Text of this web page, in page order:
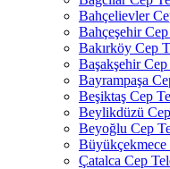
Bahçelievler
Bahçeşehir
Bakırköy Cep
Başakşehir
Bayrampaşa
Beşiktaş Cep
Beylikdüzü
Beyoğlu Cep
Büyükçekmece
Çatalca Cep